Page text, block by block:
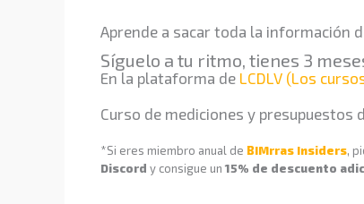
Aprende a sacar toda la información
Síguelo a tu ritmo, tienes 3
En la plataforma de LCDLV (Los
Curso de mediciones y presupuestos
*Si eres miembro anual de BIMrras Insiders,
Discord y consigue un 15% de descuento